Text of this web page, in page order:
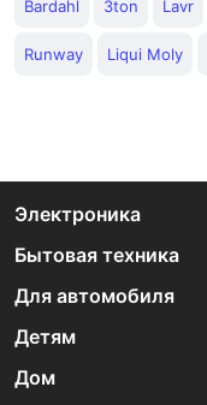
Bardahl 3ton Lavr
Runway Liqui Moly
Электроника
Бытовая техника
Для автомобиля
Детям
Дом